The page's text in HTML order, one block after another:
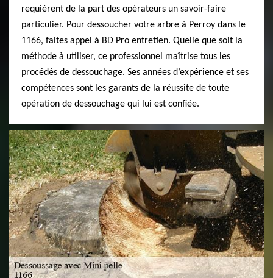
requièrent de la part des opérateurs un savoir-faire
particulier. Pour dessoucher votre arbre à Perroy dans le
1166, faites appel à BD Pro entretien. Quelle que soit la
méthode à utiliser, ce professionnel maîtrise tous les
procédés de dessouchage. Ses années d’expérience et ses
compétences sont les garants de la réussite de toute
opération de dessouchage qui lui est confiée.